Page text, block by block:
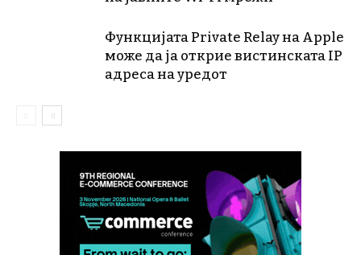
Функцијата Private Relay на Apple
може да ја открие вистинската IP
адреса на уредот